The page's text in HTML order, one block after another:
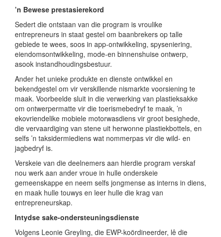
’n Bewese prestasierekord
Sedert die ontstaan van die program is vroulike
entrepreneurs in staat gestel om baanbrekers op talle
gebiede te wees, soos in app-ontwikkeling, spyseniering,
eiendomsontwikkeling, mode-en binnenshuise ontwerp,
asook instandhoudingsbestuur.
Ander het unieke produkte en dienste ontwikkel en
bekendgestel om vir verskillende nismarkte voorsiening te
maak. Voorbeelde sluit in die verwerking van plastieksakke
om ontwerpermatte vir die toerismebedryf te maak, ’n
ekovriendelike mobiele motorwasdiens vir groot besighede,
die vervaardiging van stene uit herwonne plastiekbottels, en
selfs ’n taksidermiediens wat nommerpas vir die wild- en
jagbedryf is.
Verskeie van die deelnemers aan hierdie program verskaf
nou werk aan ander vroue in hulle onderskeie
gemeenskappe en neem selfs jongmense as interns in diens,
en maak hulle touwys en leer hulle die krag van
entrepreneurskap.
Intydse sake-ondersteuningsdienste
Volgens Leonie Greyling, die EWP-koördineerder, lê die